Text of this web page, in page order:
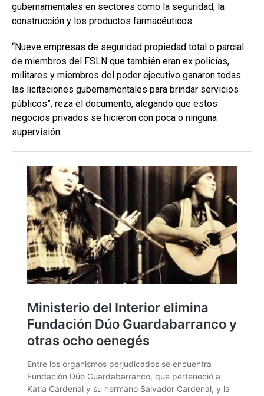
gubernamentales en sectores como la seguridad, la
construcción y los productos farmacéuticos.
“Nueve empresas de seguridad propiedad total o parcial
de miembros del FSLN que también eran ex policías,
militares y miembros del poder ejecutivo ganaron todas
las licitaciones gubernamentales para brindar servicios
públicos”, reza el documento, alegando que estos
negocios privados se hicieron con poca o ninguna
supervisión.